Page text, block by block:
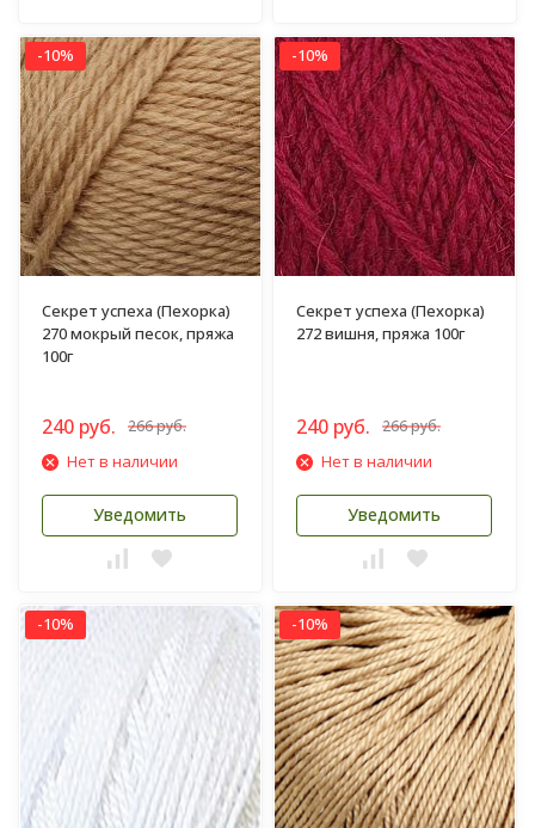
-10%
Секрет успеха (Пехорка)
270 мокрый песок, пряжа
100г
240 руб. 266 руб.
Нет в наличии
Уведомить
-10%
Секрет успеха (Пехорка)
272 вишня, пряжа 100г
240 руб. 266 руб.
Нет в наличии
Уведомить
-10% -10%